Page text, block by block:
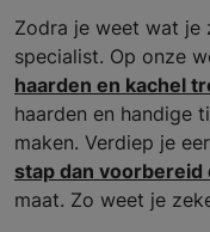
Zodra je weet wat je
specialist. Op onze
haarden en kachel
haarden en handige
maken. Verdiep je
stap dan
maat. Zo weet je